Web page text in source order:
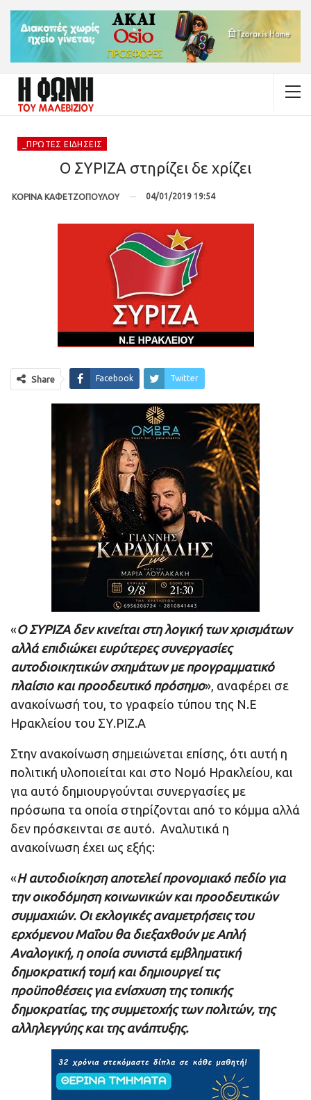
_ΠΡΏΤΕΣ ΕΙΔΉΣΕΙΣ
Ο ΣΥΡΙΖΑ στηρίζει δε χρίζει
ΚΟΡΙΝΑ ΚΑΦΕΤΖΟΠΟΥΛΟΥ 04/01/2019 19:54
Share Facebook Twitter
«Ο ΣΥΡΙΖΑ δεν κινείται στη λογική των χρισμάτων
αλλά επιδιώκει ευρύτερες συνεργασίες
αυτοδιοικητικών σχημάτων με προγραμματικό
πλαίσιο και προοδευτικό πρόσημο», αναφέρει σε
ανακοίνωσή του, το γραφείο τύπου της Ν.Ε
Ηρακλείου του ΣΥ.ΡΙΖ.Α
Στην ανακοίνωση σημειώνεται επίσης, ότι αυτή η
πολιτική υλοποιείται και στο Νομό Ηρακλείου, και
για αυτό δημιουργούνται συνεργασίες με
πρόσωπα τα οποία στηρίζονται από το κόμμα αλλά
δεν πρόσκεινται σε αυτό. Αναλυτικά η
ανακοίνωση έχει ως εξής:
«Η αυτοδιοίκηση αποτελεί προνομιακό πεδίο για
την οικοδόμηση κοινωνικών και προοδευτικών
συμμαχιών. Οι εκλογικές αναμετρήσεις του
ερχόμενου Μαΐου θα διεξαχθούν με Απλή
Αναλογική, η οποία συνιστά εμβληματική
δημοκρατική τομή και δημιουργεί τις
προϋποθέσεις για ενίσχυση της τοπικής
δημοκρατίας, της συμμετοχής των πολιτών, της
αλληλεγγύης και της ανάπτυξης.